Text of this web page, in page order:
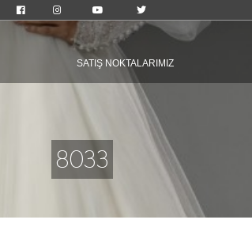
SATIŞ NOKTALARIMIZ
8033